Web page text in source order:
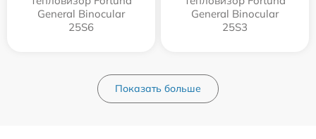
General Binocular
25S6
General Binocular
25S3
Показать больше